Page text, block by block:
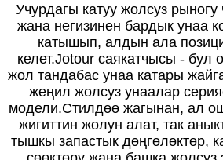
Учурдагы катуу жолсуз
жана негизинен бардык унаа
катышып, алдын ала
келет.Jotour саякатчысы - бул
жол тандабас унаа катары
жеңил жолсуз унаалар
модели.Стилдөө жагынан, ал
жигиттин жолун алат, так
тышкы запастык дөңгөлөктөр,